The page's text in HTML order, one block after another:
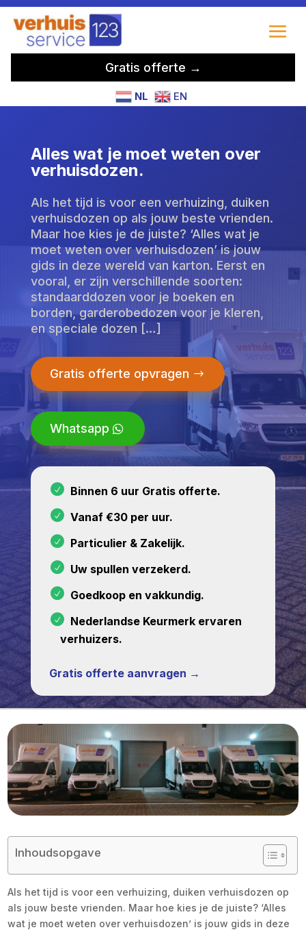
Gratis offerte →
NL EN
Alles wat je moet weten over
verhuisdozen.
Als het tijd is voor een verhuizing, duiken
verhuisdozen op als jouw beste vrienden.
Maar hoe kies je de juiste? ‘Alles wat je
moet weten over verhuisdozen’ is jouw
gids in deze wereld van karton. Eerst en
vooral, er zijn verschillende soorten:
standaarddozen voor je boeken en
borden, garderobedozen voor je kleren,
en speciale dozen […]
Gratis offerte opvragen
Whatsapp
Binnen 6 uur Gratis offerte.
Vanaf €30 per uur.
Particulier & Zakelijk.
Uw spullen verzekerd.
Goedkoop en vakkundig.
Nederlandse Keurmerk ervaren
verhuizers.
Gratis offerte aanvragen →
Inhoudsopgave
Als het tijd is voor een verhuizing, duiken verhuisdozen op
als jouw beste vrienden. Maar hoe kies je de juiste? ‘Alles
wat je moet weten over verhuisdozen’ is jouw gids in deze